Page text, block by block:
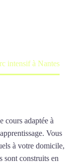
intensif à Nantes
cours adaptée à
Vous
à votre domicile,
sont construits en